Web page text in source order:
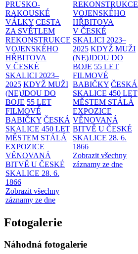
PRUSKO-
RAKOUSKÉ
VÁLKY CESTA
ZA SVĚTLEM
REKONSTRUKCE
VOJENSKÉHO
HŘBITOVA
V ČESKÉ
SKALICI 2023–
2025 KDYŽ MUŽI
(NE)JDOU DO
BOJE 55 LET
FILMOVÉ
BABIČKY ČESKÁ
SKALICE 450 LET
MĚSTEM STÁLÁ
EXPOZICE
VĚNOVANÁ
BITVĚ U ČESKÉ
SKALICE 28. 6.
1866
Zobrazit všechny
záznamy ze dne
REKONSTRUKCE
VOJENSKÉHO
HŘBITOVA
V ČESKÉ
SKALICI 2023–
2025 KDYŽ MUŽI
(NE)JDOU DO
BOJE 55 LET
FILMOVÉ
BABIČKY ČESKÁ
SKALICE 450 LET
MĚSTEM STÁLÁ
EXPOZICE
VĚNOVANÁ
BITVĚ U ČESKÉ
SKALICE 28. 6.
1866
Zobrazit všechny
záznamy ze dne
Fotogalerie
Náhodná fotogalerie